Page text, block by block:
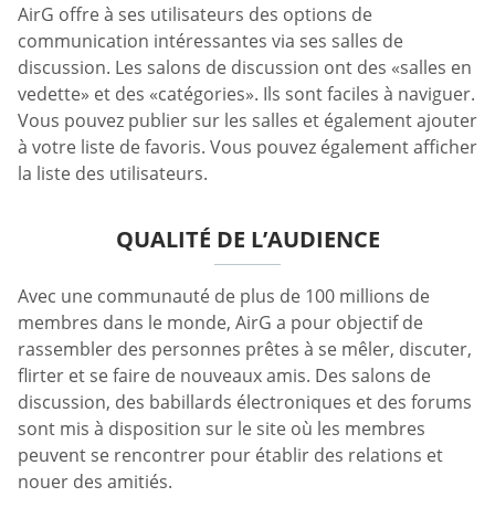
AirG offre à ses utilisateurs des options de
communication intéressantes via ses salles de
discussion. Les salons de discussion ont des «salles en
vedette» et des «catégories». Ils sont faciles à naviguer.
Vous pouvez publier sur les salles et également ajouter
à votre liste de favoris. Vous pouvez également afficher
la liste des utilisateurs.
QUALITÉ DE L’AUDIENCE
Avec une communauté de plus de 100 millions de
membres dans le monde, AirG a pour objectif de
rassembler des personnes prêtes à se mêler, discuter,
flirter et se faire de nouveaux amis. Des salons de
discussion, des babillards électroniques et des forums
sont mis à disposition sur le site où les membres
peuvent se rencontrer pour établir des relations et
nouer des amitiés.